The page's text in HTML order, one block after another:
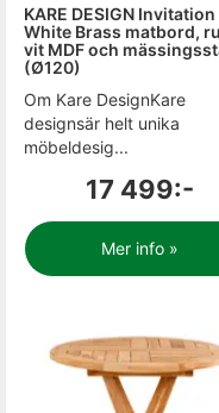
KARE DESIGN Invitation
White Brass matbord,
vit MDF och
(Ø120)
Om Kare DesignKare
designsär helt unika
möbeldesig...
17 499:-
Mer info »